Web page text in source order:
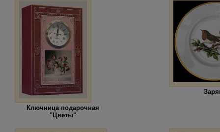
Ключница подарочная
"Цветы"